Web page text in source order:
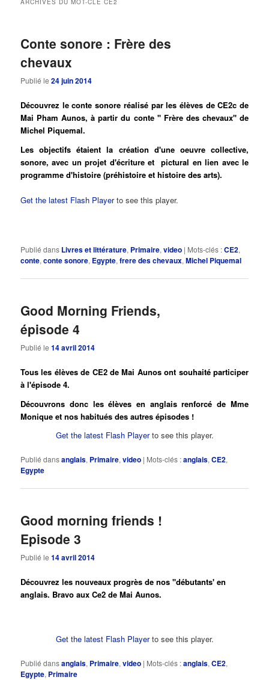
ARCHIVES DU MOT-CLÉCE2
Conte sonore : Frère des
chevaux
Publié le24 juin 2014
Découvrez le conte sonore réalisé par les élèves de CE2c de
Mai Pham Aunos, à partir du conte '' Frère des chevaux'' de
Michel Piquemal.
Les objectifs étaient la création d'une oeuvre collective,
sonore, avec un projet d'écriture et pictural en lien avec le
programme d'histoire (préhistoire et histoire des arts).
Get the latest Flash Playerto see this player.
Publié dans Livres et littérature, Primaire,video | Mots-clés :CE2,
conte,conte sonore, Egypte,frere des chevaux,Michel Piquemal
Good Morning Friends,
épisode 4
Publié le14 avril 2014
Tous les élèves de CE2 de Mai Aunos ont souhaité participer
à l'épisode 4.
Découvrons donc les élèves en anglais renforcé de Mme
Monique et nos habitués des autres épisodes !
Get the latest Flash Playerto see this player.
Publié dansanglais, Primaire,video | Mots-clés :anglais,CE2,
Egypte
Good morning friends !
Episode 3
Publié le14 avril 2014
Découvrez les nouveaux progrès de nos ''débutants' en
anglais. Bravo aux Ce2 de Mai Aunos.
Get the latest Flash Playerto see this player.
Publié dansanglais, Primaire,video | Mots-clés :anglais,CE2,
Egypte, Primaire